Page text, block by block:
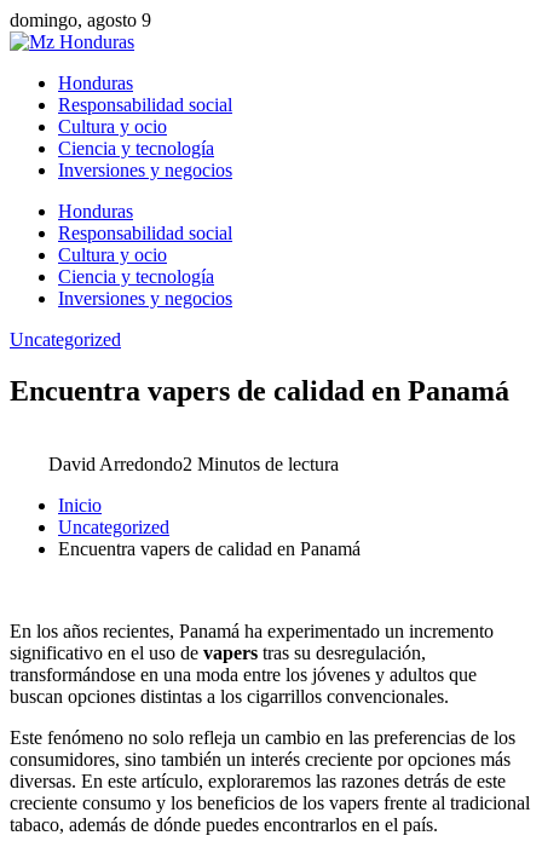
domingo, agosto 9
Honduras
Responsabilidad social
Cultura y ocio
Ciencia y tecnología
Inversiones y negocios
Honduras
Responsabilidad social
Cultura y ocio
Ciencia y tecnología
Inversiones y negocios
Uncategorized
Encuentra vapers de calidad en Panamá
David Arredondo2 Minutos de lectura
Inicio
Uncategorized
Encuentra vapers de calidad en Panamá
En los años recientes, Panamá ha experimentado un incremento
significativo en el uso de vapers tras su desregulación,
transformándose en una moda entre los jóvenes y adultos que
buscan opciones distintas a los cigarrillos convencionales.
Este fenómeno no solo refleja un cambio en las preferencias de los
consumidores, sino también un interés creciente por opciones más
diversas. En este artículo, exploraremos las razones detrás de este
creciente consumo y los beneficios de los vapers frente al tradicional
tabaco, además de dónde puedes encontrarlos en el país.